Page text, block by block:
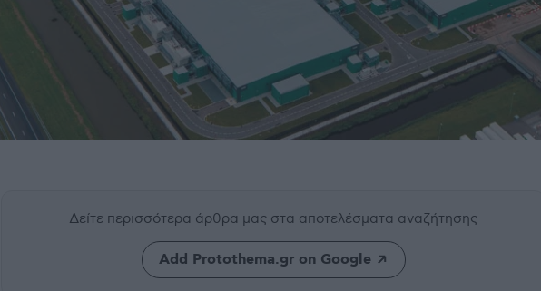
Δείτε περισσότερα άρθρα μας στα αποτελέσματα αναζήτησης
Add Protothema.gr on Google